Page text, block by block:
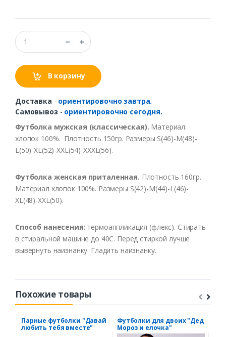
В корзину
Доставка - ориентировочно завтра.
Самовывоз - ориентировочно сегодня.
Футболка мужская (классическая). Материал:
хлопок 100%. Плотность 150гр. Размеры S(46)-M(48)-
L(50)-XL(52)-XXL(54)-XXXL(56).
Футболка женская приталенная. Плотность 160гр.
Материал хлопок 100%. Размеры S(42)-M(44)-L(46)-
XL(48)-XXL(50).
Способ нанесения: термоаппликация (флекс). Стирать
в стиральной машине до 40С. Перед стиркой лучше
вывернуть наизнанку. Гладить наизнанку.
Похожие товары
Парные футболки "Давай
любить тебя вместе"
Футболки для двоих "Дед
Мороз и елочка"